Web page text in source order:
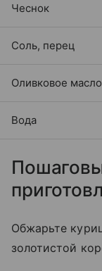
Чеснок
Соль, перец
Оливковое масло
Вода
Обжарьте
золотистой